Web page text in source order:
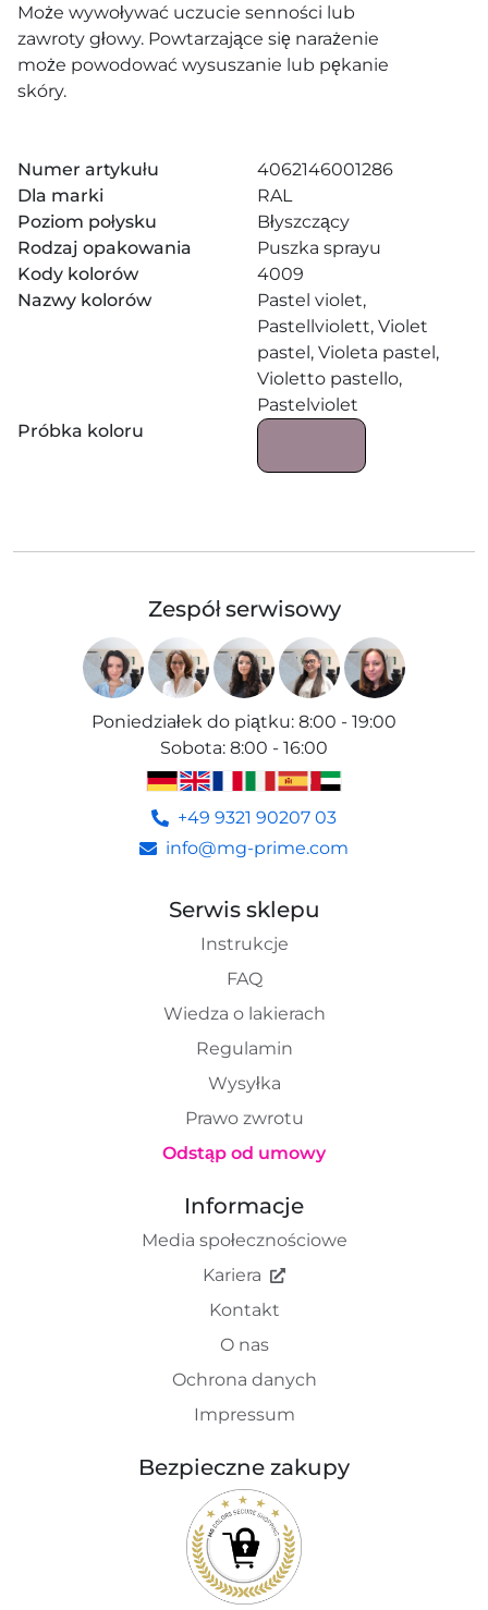
Może wywoływać uczucie senności lub
zawroty głowy. Powtarzające się narażenie
może powodować wysuszanie lub pękanie
skóry.
Numer artykułu
4062146001286
Dla marki
RAL
Poziom połysku
Błyszczący
Rodzaj opakowania
Puszka sprayu
Kody kolorów
4009
Nazwy kolorów
Pastel violet,
Pastellviolett, Violet
pastel, Violeta pastel,
Violetto pastello,
Pastelviolet
Próbka koloru
Zespół serwisowy
Poniedziałek do piątku: 8:00 - 19:00
Sobota: 8:00 - 16:00
+49 9321 90207 03
info@mg-prime.com
Serwis sklepu
Instrukcje
FAQ
Wiedza o lakierach
Regulamin
Wysyłka
Prawo zwrotu
Odstąp od umowy
Informacje
Media społecznościowe
Kariera
Kontakt
O nas
Ochrona danych
Impressum
Bezpieczne zakupy